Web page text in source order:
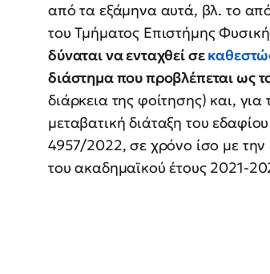
από τα εξάμηνα αυτά, βλ. το
του Τμήματος Επιστήμης
δύναται να ενταχθεί σε
διάστημα που προβλέπεται ως
διάρκεια της φοίτησης) και,
μεταβατική διάταξη του
4957/2022, σε χρόνο ίσο με την
του ακαδημαϊκού έτους 2021-